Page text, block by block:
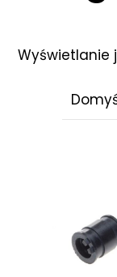
Wyświetlanie